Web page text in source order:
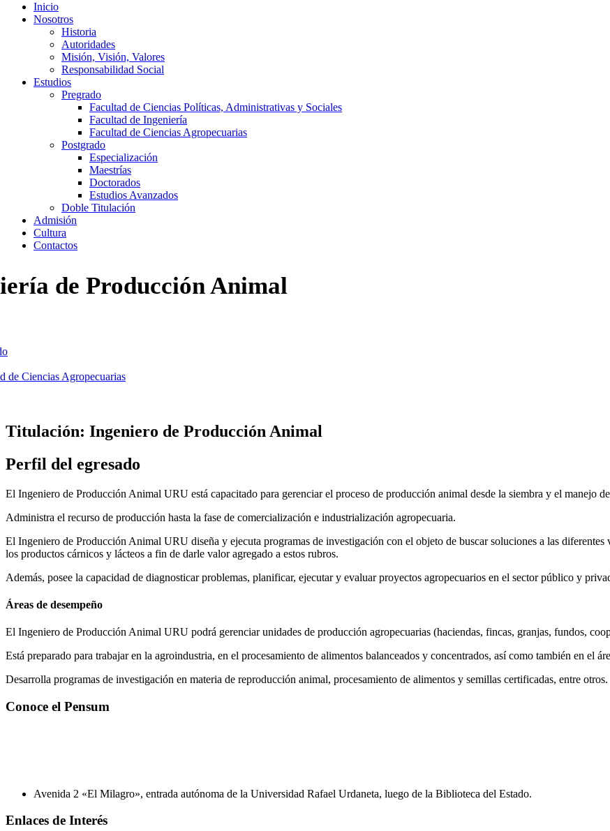
Inicio
Nosotros
Historia
Autoridades
Misión, Visión, Valores
Responsabilidad Social
Estudios
Pregrado
Facultad de Ciencias Políticas, Administrativas y Sociales
Facultad de Ingeniería
Facultad de Ciencias Agropecuarias
Postgrado
Especialización
Maestrías
Doctorados
Estudios Avanzados
Doble Titulación
Admisión
Cultura
Contactos
de Producción Animal
de Ciencias Agropecuarias
Titulación: Ingeniero de Producción Animal
Perfil del egresado
El Ingeniero de Producción Animal URU está capacitado para gerenciar el proceso de producción animal desde la siembra y el manejo
Administra el recurso de producción hasta la fase de comercialización e industrialización agropecuaria.
El Ingeniero de Producción Animal URU diseña y ejecuta programas de investigación con el objeto de buscar soluciones a las
los productos cárnicos y lácteos a fin de darle valor agregado a estos rubros.
Además, posee la capacidad de diagnosticar problemas, planificar, ejecutar y evaluar proyectos agropecuarios en el sector público y
Áreas de desempeño
El Ingeniero de Producción Animal URU podrá gerenciar unidades de producción agropecuarias (haciendas, fincas, granjas, fundos,
Está preparado para trabajar en la agroindustria, en el procesamiento de alimentos balanceados y concentrados, así como también en el
Desarrolla programas de investigación en materia de reproducción animal, procesamiento de alimentos y semillas certificadas, entre otros.
Conoce el Pensum
Avenida 2 «El Milagro», entrada autónoma de la Universidad Rafael Urdaneta, luego de la Biblioteca del Estado.
Enlaces de Interés